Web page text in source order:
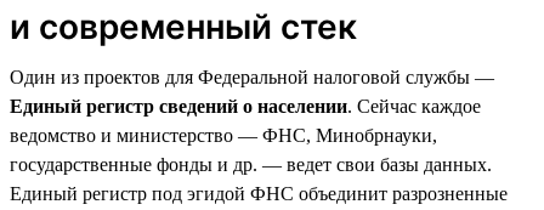
и современный стек
Один из проектов для Федеральной налоговой службы —
Единый регистр сведений о населении. Сейчас каждое
ведомство и министерство — ФНС, Минобрнауки,
государственные фонды и др. — ведет свои базы данных.
Единый регистр под эгидой ФНС объединит разрозненные